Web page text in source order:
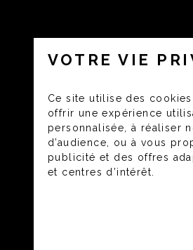
VOTRE VIE
Ce site utilise des
offrir une expérience
personnalisée, à réaliser
d’audience, ou à vous
publicité et des offres
et centres d’intérêt.